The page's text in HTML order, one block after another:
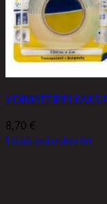
VOIMATEIPPI
8,70 €
Lisää ostoskoriin